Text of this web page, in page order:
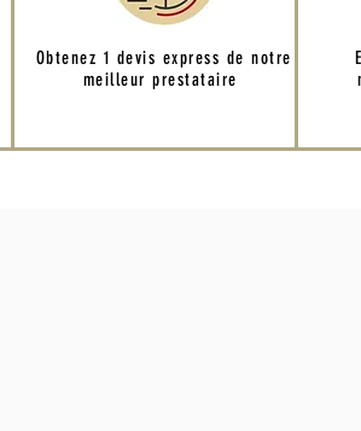
Obtenez 1 devis express de notre
meilleur prestataire